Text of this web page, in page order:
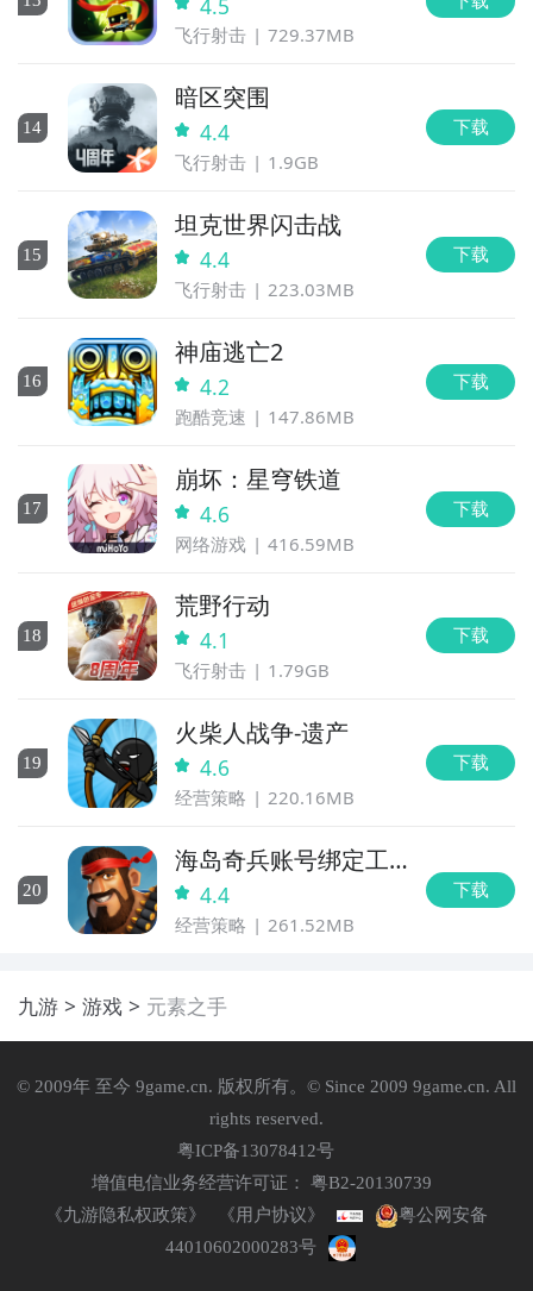
飞行射击 729.37MB
14
暗区突围
4.4
飞行射击 1.9GB
下载
15
坦克世界闪击战
4.4
飞行射击 223.03MB
下载
16
神庙逃亡2
4.2
跑酷竞速 147.86MB
下载
17
崩坏：星穹铁道
4.6
网络游戏 416.59MB
下载
18
荒野行动
4.1
飞行射击 1.79GB
下载
19
火柴人战争-遗产
4.6
经营策略 220.16MB
下载
20
海岛奇兵账号绑定工
具 4.4
经营策略 261.52MB
下载
九游 游戏 元素之手
© 2009年 至今 9game.cn. 版权所有。© Since 2009 9game.cn. All
rights reserved.
粤ICP备13078412号
增值电信业务经营许可证： 粤B2-20130739
《九游隐私权政策》
《用户协议》
粤公网安备
44010602000283号